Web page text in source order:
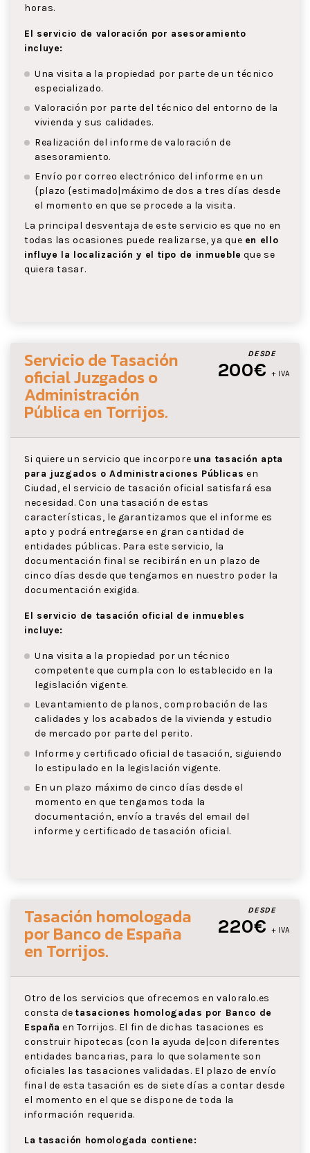
horas.
El servicio de valoración por asesoramiento
incluye:
Una visita a la propiedad por parte de un técnico
especializado.
Valoración por parte del técnico del entorno de la
vivienda y sus calidades.
Realización del informe de valoración de
asesoramiento.
Envío por correo electrónico del informe en un
{plazo {estimado|máximo de dos a tres días desde
el momento en que se procede a la visita.
La principal desventaja de este servicio es que no en
todas las ocasiones puede realizarse, ya que en ello
influye la localización y el tipo de inmueble que se
quiera tasar.
DESDE
200€ + IVA
Servicio de Tasación
oficial Juzgados o
Administración
Pública en Torrijos.
Si quiere un servicio que incorpore una tasación apta
para juzgados o Administraciones Públicas en
Ciudad, el servicio de tasación oficial satisfará esa
necesidad. Con una tasación de estas
características, le garantizamos que el informe es
apto y podrá entregarse en gran cantidad de
entidades públicas. Para este servicio, la
documentación final se recibirán en un plazo de
cinco días desde que tengamos en nuestro poder la
documentación exigida.
El servicio de tasación oficial de inmuebles
incluye:
Una visita a la propiedad por un técnico
competente que cumpla con lo establecido en la
legislación vigente.
Levantamiento de planos, comprobación de las
calidades y los acabados de la vivienda y estudio
de mercado por parte del perito.
Informe y certificado oficial de tasación, siguiendo
lo estipulado en la legislación vigente.
En un plazo máximo de cinco días desde el
momento en que tengamos toda la
documentación, envío a través del email del
informe y certificado de tasación oficial.
DESDE
220€ + IVA
Tasación homologada
por Banco de España
en Torrijos.
Otro de los servicios que ofrecemos en valoralo.es
consta detasaciones homologadas por Banco de
España en Torrijos. El fin de dichas tasaciones es
construir hipotecas {con la ayuda de|con diferentes
entidades bancarias, para lo que solamente son
oficiales las tasaciones validadas. El plazo de envío
final de esta tasación es de siete días a contar desde
el momento en el que se dispone de toda la
información requerida.
La tasación homologada contiene: